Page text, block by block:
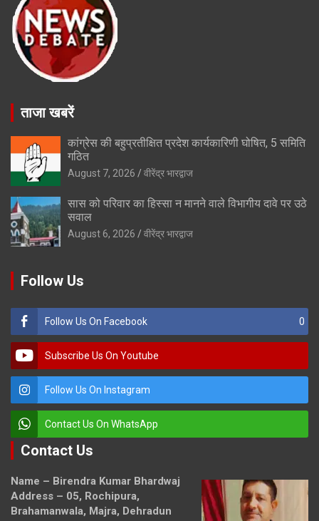
ताजा खबरें
कांग्रेस की बहुप्रतीक्षित प्रदेश कार्यकारिणी घोषित, 5 समिति
गठित
August 7, 2026 वीरेंद्र भारद्वाज
सास को परिवार का हिस्सा न मानने वाले विभागीय दावे पर उठे
सवाल
August 6, 2026 वीरेंद्र भारद्वाज
Follow Us
Follow Us On Facebook 0
Subscribe Us On Youtube
Follow Us On Instagram
Contact Us On WhatsApp
Contact Us
Name – Birendra Kumar Bhardwaj
Address – 05, Rochipura,
Brahamanwala, Majra, Dehradun